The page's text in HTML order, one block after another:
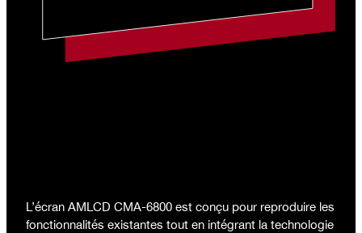
L’écran AMLCD CMA-6800 est conçu pour reproduire les
fonctionnalités existantes tout en intégrant la technologie